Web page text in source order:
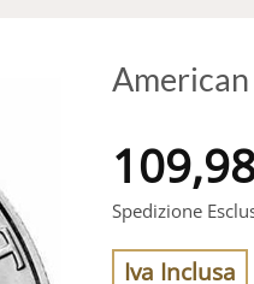
American
Spedizione
Iva Inclusa